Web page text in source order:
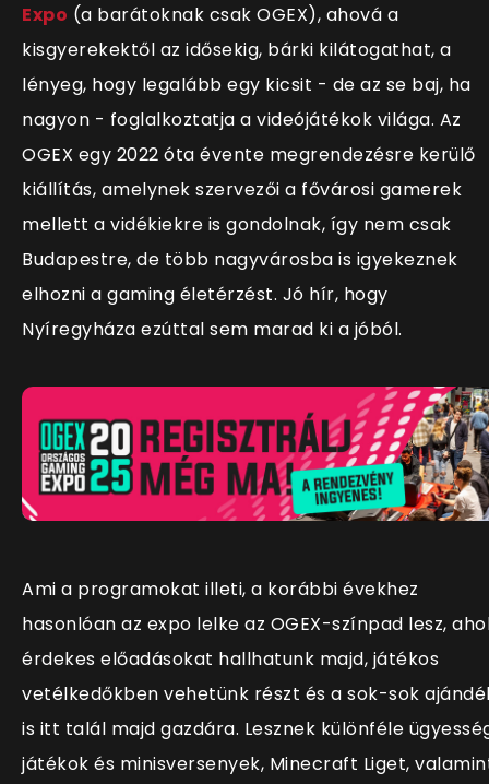
Expo (a barátoknak csak OGEX), ahová a
kisgyerekektől az idősekig, bárki kilátogathat, a
lényeg, hogy legalább egy kicsit - de az se baj, ha
nagyon - foglalkoztatja a videójátékok világa. Az
OGEX egy 2022 óta évente megrendezésre kerülő
kiállítás, amelynek szervezői a fővárosi gamerek
mellett a vidékiekre is gondolnak, így nem csak
Budapestre, de több nagyvárosba is igyekeznek
elhozni a gaming életérzést. Jó hír, hogy
Nyíregyháza ezúttal sem marad ki a jóból.
Ami a programokat illeti, a korábbi évekhez
hasonlóan az expo lelke az OGEX-színpad lesz,
érdekes előadásokat hallhatunk majd, játékos
vetélkedőkben vehetünk részt és a sok-sok
is itt talál majd gazdára. Lesznek különféle
játékok és minisversenyek, Minecraft Liget,